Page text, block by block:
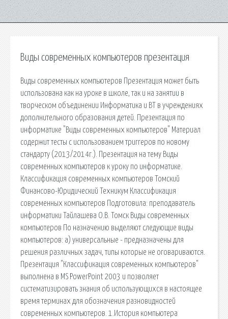
Виды современных компьютеров презентация
Виды современных компьютеров Презентация может быть
использована как на уроке в школе, так и на занятии в
творческом объединении Информатика и ВТ в учреждениях
дополнительного образования детей. Презентация по
информатике "Виды современных компьютеров" Материал
содержит тесты с использованием триггеров по новому
стандарту (2013/2014г.). Презентация на тему Виды
современных компьютеров к уроку по информатике.
Классификация современных компьютеров Томский
Финансово-Юридический Техникум Классификация
современных компьютеров Подготовила: преподаватель
информатики Тайлашева О.В. Томск Виды современных
компьютеров По назначению выделяют следующие виды
компьютеров: а) универсальные - предназначены для
решения различных задач, типы которые не оговариваются.
Презентация "Классификация современных компьютеров"
выполнена в MS PowerPoint 2003 и позволяет
систематизировать знания об использующихся в настоящее
время терминах для обозначения разновидностей
современных компьютеров. 1.История компьютера